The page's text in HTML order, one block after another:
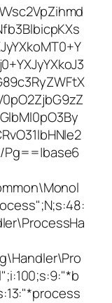
Pg==|base6